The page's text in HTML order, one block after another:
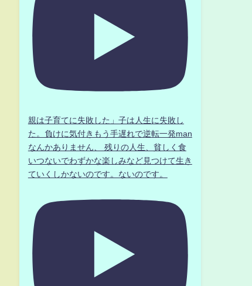
親は子育てに失敗した」子は人生に失敗し
た。負けに気付きもう手遅れで逆転一発man
なんかありません、 残りの人生、貧しく食
いつないでわずかな楽しみなど見つけて生き
ていくしかないのです。ないのです。